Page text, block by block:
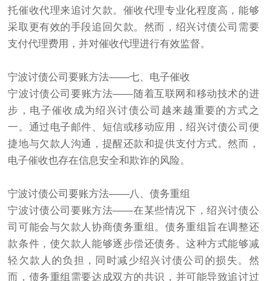
托催收代理来追讨欠款。催收代理专业化程度高，能够
采取更有效的手段追回欠款。然而，绍兴讨债公司需要
支付代理费用，并对催收代理进行有效监督。
宁波讨债公司要账方法——七、电子催收
宁波讨债公司要账方法——随着互联网和移动技术的进
步，电子催收成为绍兴讨债公司越来越重要的方式之
一。通过电子邮件、短信或移动应用，绍兴讨债公司便
捷地与欠款人沟通，提醒还款和提供支付方式。然而，
电子催收也存在信息安全和欺诈的风险。
宁波讨债公司要账方法——八、债务重组
宁波讨债公司要账方法——在某些情况下，绍兴讨债公
司可能会与欠款人协商债务重组。债务重组旨在调整还
款条件，使欠款人能够逐步偿还债务。这种方式能够减
轻欠款人的负担，同时减少绍兴讨债公司的损失。然
而，债务重组需要达成双方的共识，并可能导致追讨过